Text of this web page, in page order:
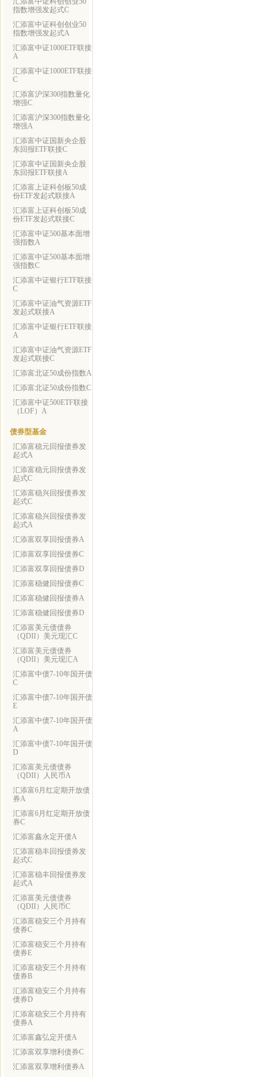
指数增强发起式C
汇添富中证科创创业50
指数增强发起式A
汇添富中证1000ETF联接
A
汇添富中证1000ETF联接
C
汇添富沪深300指数量化
增强C
汇添富沪深300指数量化
增强A
汇添富中证国新央企股
东回报ETF联接C
汇添富中证国新央企股
东回报ETF联接A
汇添富上证科创板50成
份ETF发起式联接A
汇添富上证科创板50成
份ETF发起式联接C
汇添富中证500基本面增
强指数A
汇添富中证500基本面增
强指数C
汇添富中证银行ETF联接
C
汇添富中证油气资源ETF
发起式联接A
汇添富中证银行ETF联接
A
汇添富中证油气资源ETF
发起式联接C
汇添富北证50成份指数A
汇添富北证50成份指数C
汇添富中证500ETF联接
（LOF）A
债券型基金
汇添富稳元回报债券发
起式A
汇添富稳元回报债券发
起式C
汇添富稳兴回报债券发
起式C
汇添富稳兴回报债券发
起式A
汇添富双享回报债券A
汇添富双享回报债券C
汇添富双享回报债券D
汇添富稳健回报债券C
汇添富稳健回报债券A
汇添富稳健回报债券D
汇添富美元债债券
（QDII）美元现汇C
汇添富美元债债券
（QDII）美元现汇A
汇添富中债7-10年国开债
C
汇添富中债7-10年国开债
E
汇添富中债7-10年国开债
A
汇添富中债7-10年国开债
D
汇添富美元债债券
（QDII）人民币A
汇添富6月红定期开放债
券A
汇添富6月红定期开放债
券C
汇添富鑫永定开债A
汇添富稳丰回报债券发
起式C
汇添富稳丰回报债券发
起式A
汇添富美元债债券
（QDII）人民币C
汇添富稳安三个月持有
债券C
汇添富稳安三个月持有
债券E
汇添富稳安三个月持有
债券B
汇添富稳安三个月持有
债券D
汇添富稳安三个月持有
债券A
汇添富鑫弘定开债A
汇添富双享增利债券C
汇添富双享增利债券A